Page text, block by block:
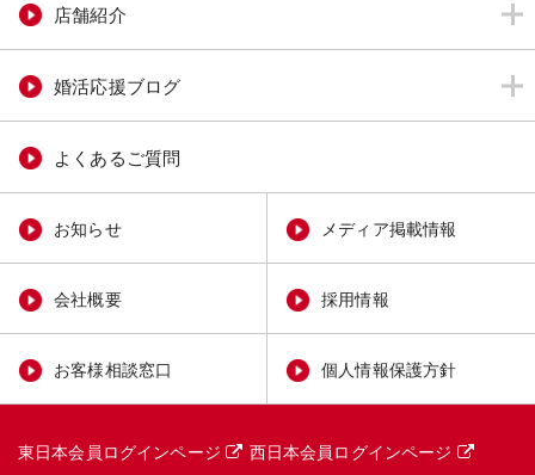
店舗紹介
婚活応援ブログ
よくあるご質問
お知らせ メディア掲載情報
会社概要 採用情報
お客様相談窓口 個人情報保護方針
東日本会員ログインページ 西日本会員ログインページ